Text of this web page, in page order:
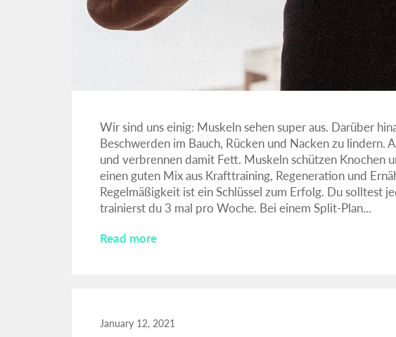
Wir sind uns einig: Muskeln sehen super aus. Darüber
Beschwerden im Bauch, Rücken und Nacken zu
und verbrennen damit Fett. Muskeln schützen
einen guten Mix aus Krafttraining, Regeneration und
Regelmäßigkeit ist ein Schlüssel zum Erfolg. Du solltest
trainierst du 3 mal pro Woche. Bei einem Split-Plan...
Read more
January 12, 2021